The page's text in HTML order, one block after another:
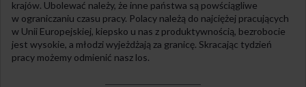
krajów. Ubolewać należy, że inne państwa są powściągliwe
w ograniczaniu czasu pracy. Polacy należą do najciężej pracujących
w Unii Europejskiej, kiepsko u nas z produktywnością, bezrobocie
jest wysokie, a młodzi wyjeżdżają za granicę. Skracając tydzień
pracy możemy odmienić nasz los.